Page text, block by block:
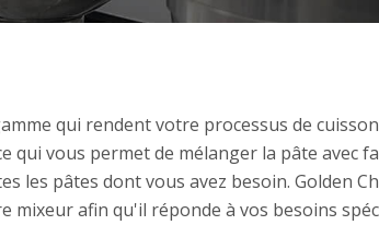
qui rendent votre processus de
vous permet de mélanger la pâte avec
les pâtes dont vous avez besoin. Golden
afin qu'il réponde à vos besoins